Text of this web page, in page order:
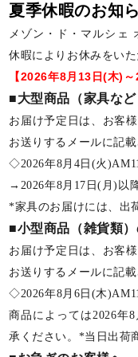
夏季休暇のお知
メゾン・ド・マルシェ
休暇によりお休みをいた
【2026年8月13日(木)
■大型商品（家具な
お届け予定日は、お客
お送りするメールに記載
◇2026年8月4日(火
→2026年8月17日(月)以
*家具のお届けには、出
■小型商品（雑貨類
お届け予定日は、お客
お送りするメールに記載
◇2026年8月6日(木
商品によっては2026年
承ください。*当日出荷